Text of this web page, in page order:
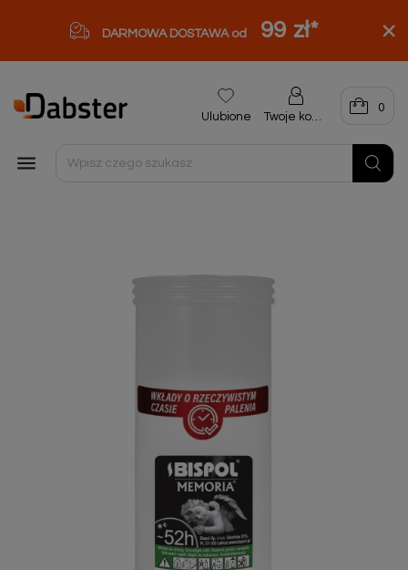
DARMOWA DOSTAWA od 99 zł*

Ulubione Twoje konto
0